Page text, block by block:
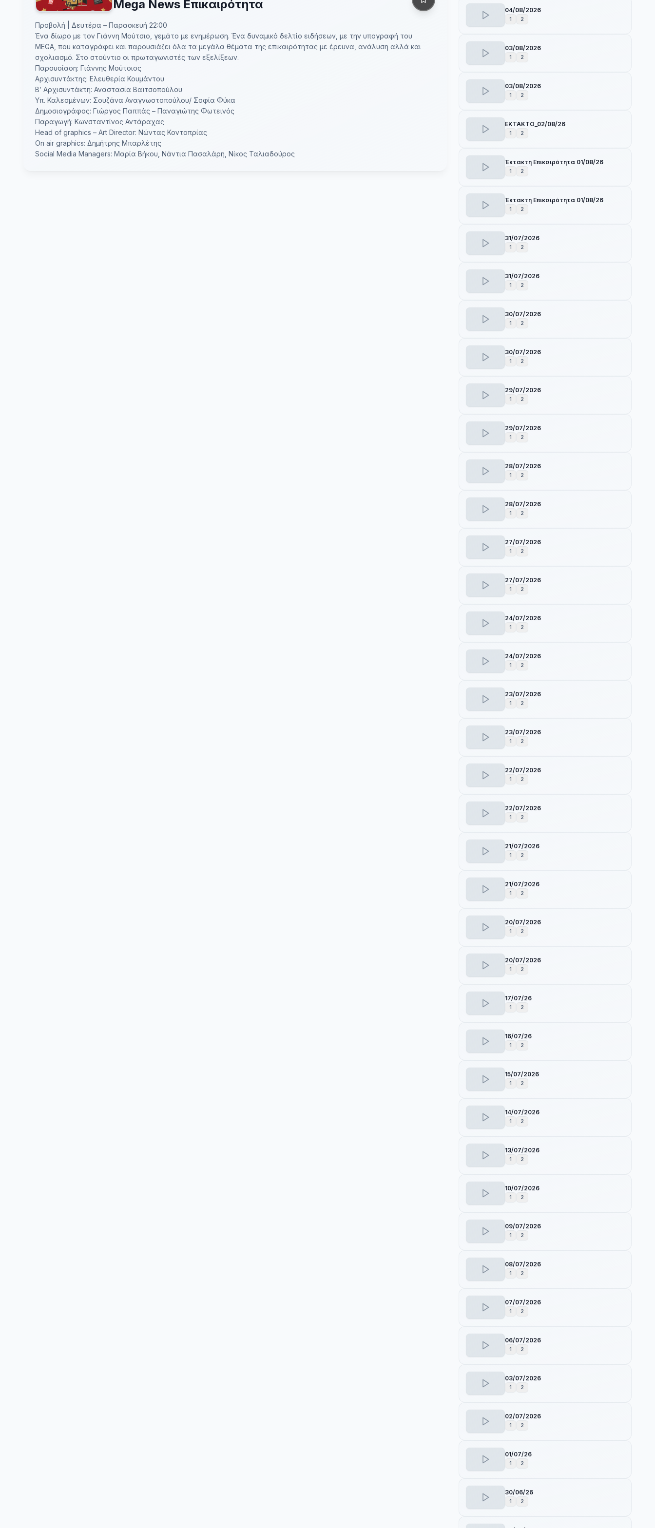
Μega News Επικαιρότητα
Προβολή | Δευτέρα – Παρασκευή 22:00
Ένα δίωρο με τον Γιάννη Μούτσιο, γεμάτο με ενημέρωση. Ένα δυναμικό δελτίο ειδήσεων, με την υπογραφή του
MEGA, που καταγράφει και παρουσιάζει όλα τα μεγάλα θέματα της επικαιρότητας με έρευνα, ανάλυση αλλά και
σχολιασμό. Στο στούντιο οι πρωταγωνιστές των εξελίξεων.
Παρουσίαση: Γιάννης Μούτσιος
Αρχισυντάκτης: Ελευθερία Κουμάντου
Β’ Αρχισυντάκτη: Αναστασία Βαϊτσοπούλου
Υπ. Καλεσμένων: Σουζάνα Αναγνωστοπούλου/ Σοφία Φύκα
Δημοσιογράφος: Γιώργος Παππάς – Παναγιώτης Φωτεινός
Παραγωγή: Κωνσταντίνος Αντάραχας
Head of graphics – Art Director: Νώντας Κοντοπρίας
On air graphics: Δημήτρης Μπαρλέτης
Social Media Managers: Μαρία Βήκου, Νάντια Πασαλάρη, Νίκος Ταλιαδούρος
04/08/2026
1 2
03/08/2026
1 2
03/08/2026
1 2
EKTAKTO_02/08/26
1 2
Έκτακτη Επικαιρότητα 01/08/26
1 2
Έκτακτη Επικαιρότητα 01/08/26
1 2
31/07/2026
1 2
31/07/2026
1 2
30/07/2026
1 2
30/07/2026
1 2
29/07/2026
1 2
29/07/2026
1 2
28/07/2026
1 2
28/07/2026
1 2
27/07/2026
1 2
27/07/2026
1 2
24/07/2026
1 2
24/07/2026
1 2
23/07/2026
1 2
23/07/2026
1 2
22/07/2026
1 2
22/07/2026
1 2
21/07/2026
1 2
21/07/2026
1 2
20/07/2026
1 2
20/07/2026
1 2
17/07/26
1 2
16/07/26
1 2
15/07/2026
1 2
14/07/2026
1 2
13/07/2026
1 2
10/07/2026
1 2
09/07/2026
1 2
08/07/2026
1 2
07/07/2026
1 2
06/07/2026
1 2
03/07/2026
1 2
02/07/2026
1 2
01/07/26
1 2
30/06/26
1 2